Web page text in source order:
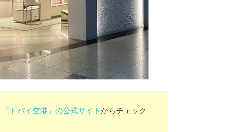
「ドバイ空港」の公式サイトからチェック